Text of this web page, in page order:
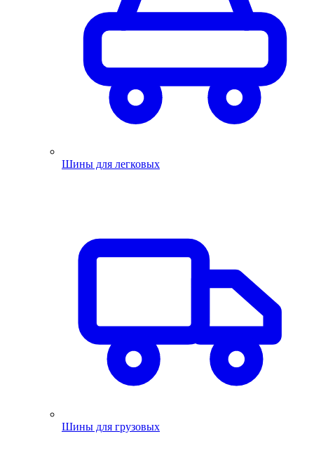
Шины для легковых
Шины для грузовых